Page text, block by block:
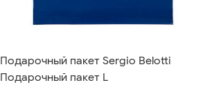
Подарочный пакет Sergio Belotti
Подарочный пакет L